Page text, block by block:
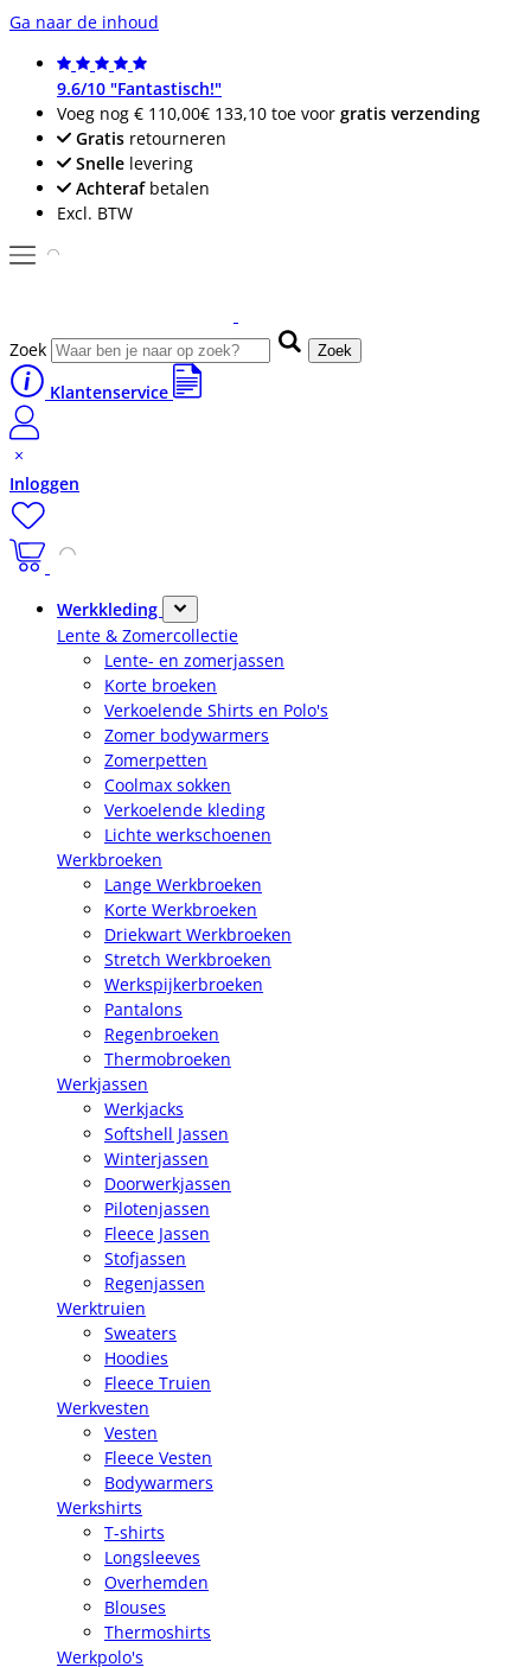
Ga naar de inhoud
9.6/10 "Fantastisch!"
Voeg nog € 110,00€ 133,10 toe voor gratis verzending
Gratis retourneren
Snelle levering
Achterafbetalen
Excl. BTW
Zoek Zoek
Klantenservice
Inloggen
Werkkleding
Lente & Zomercollectie
Lente- en zomerjassen
Korte broeken
Verkoelende Shirts en Polo's
Zomer bodywarmers
Zomerpetten
Coolmax sokken
Verkoelende kleding
Lichte werkschoenen
Werkbroeken
Lange Werkbroeken
Korte Werkbroeken
Driekwart Werkbroeken
Stretch Werkbroeken
Werkspijkerbroeken
Pantalons
Regenbroeken
Thermobroeken
Werkjassen
Werkjacks
Softshell Jassen
Winterjassen
Doorwerkjassen
Pilotenjassen
Fleece Jassen
Stofjassen
Regenjassen
Werktruien
Sweaters
Hoodies
Fleece Truien
Werkvesten
Vesten
Fleece Vesten
Bodywarmers
Werkshirts
T-shirts
Longsleeves
Overhemden
Blouses
Thermoshirts
Werkpolo's